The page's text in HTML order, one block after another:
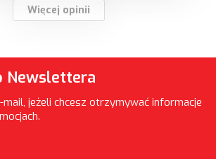
Więcej opinii
Newslettera
jeżeli chcesz otrzymywać informacje